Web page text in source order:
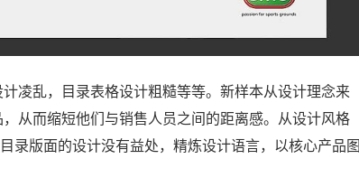
凌乱，目录表格设计粗糙等等。新样本从设计理念来
从而缩短他们与销售人员之间的距离感。从设计风格
录版面的设计没有益处，精炼设计语言，以核心产品图